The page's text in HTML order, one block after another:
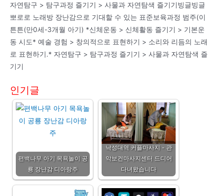
자연탐구 > 탐구과정 즐기기 > 사물과 자연탐색 즐기기빙글빙글
뽀로로 노래방 장난감으로 기대할 수 있는 표준보육과정 범주(이
튼튼(만0세-3개월 아기) *신체운동 > 신체활동 즐기기 > 기본운
동 시도* 예술 경험 > 창의적으로 표현하기 > 소리와 리듬의 노래
로 표현하기.* 자연탐구 > 탐구과정 즐기기 > 사물과 자연탐색 즐
기기
인기글
편백나무 아기 목욕놀이 공
룡 장난감 디아랑주
낙성대역 커플마사지 - 관
악보건마사지센터 드디어
다녀왔습니다